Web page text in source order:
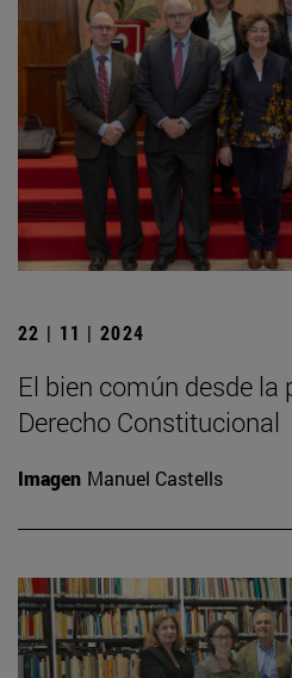
22 | 11 | 2024
El bien común desde la
Derecho Constitucional
Imagen Manuel Castells